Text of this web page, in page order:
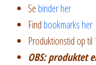
Se binder her
Find bookmarks her
Produktionstid op til
OBS: produktet